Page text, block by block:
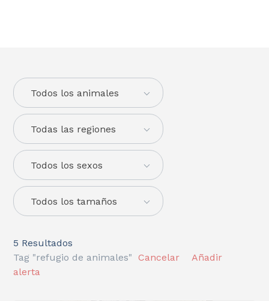
Todas las regiones
Todos los animales
Todos los sexos
Todos los tamaños
5 Resultados
Tag "refugio de animales"
Cancelar
Añadir
alerta